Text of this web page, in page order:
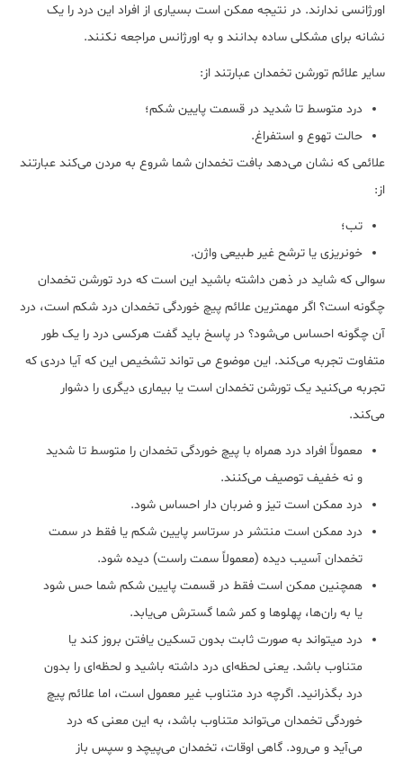
اورژانسی ندارند. در نتیجه ممکن است بسیاری از افراد این درد را یک
نشانه برای مشکلی ساده بدانند و به اورژانس مراجعه نکنند.
سایر علائم تورشن تخمدان عبارتند از:
درد متوسط تا شدید در قسمت پایین شکم؛
حالت تهوع و استفراغ.
علائمی که نشان می‌دهد بافت تخمدان شما شروع به مردن می‌کند عبارتند
از:
تب؛
خونریزی یا ترشح غیر طبیعی واژن.
سوالی که شاید در ذهن داشته باشید این است که درد تورشن تخمدان
چگونه است؟ اگر مهمترین علائم پیچ خوردگی تخمدان درد شکم است، درد
آن چگونه احساس می‌شود؟ در پاسخ باید گفت هرکسی درد را یک طور
متفاوت تجربه می‌کند. این موضوع می تواند تشخیص این که آیا دردی که
تجربه می‌کنید یک تورشن تخمدان است یا بیماری دیگری را دشوار
می‌کند.
معمولاً افراد درد همراه با پیچ خوردگی تخمدان را متوسط تا شدید
و نه خفیف توصیف می‌کنند.
درد ممکن است تیز و ضربان دار احساس شود.
درد ممکن است منتشر در سرتاسر پایین شکم یا فقط در سمت
تخمدان آسیب دیده (معمولاً سمت راست) دیده شود.
همچنین ممکن است فقط در قسمت پایین شکم شما حس شود
یا به ران‌ها، پهلوها و کمر شما گسترش می‌یابد.
درد میتواند به صورت ثابت بدون تسکین یافتن بروز کند یا
متناوب باشد. یعنی لحظه‌ای درد داشته باشید و لحظه‌ای را بدون
درد بگذرانید. اگرچه درد متناوب غیر معمول است، اما علائم پیچ
خوردگی تخمدان می‌تواند متناوب باشد، به این معنی که درد
می‌آید و می‌رود. گاهی اوقات، تخمدان می‌پیچد و سپس باز